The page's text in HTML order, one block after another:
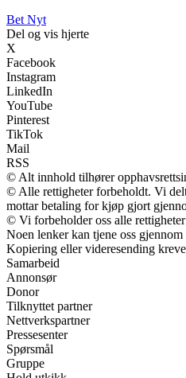
Bet Nyt
Del og vis hjerte
X
Facebook
Instagram
LinkedIn
YouTube
Pinterest
TikTok
Mail
RSS
© Alt innhold tilhører
© Alle rettigheter forbeholdt. Vi
mottar betaling for kjøp gjort
© Vi forbeholder oss alle
Noen lenker kan tjene oss
Kopiering eller videresending
Samarbeid
Annonsør
Donor
Tilknyttet partner
Nettverkspartner
Pressesenter
Spørsmål
Gruppe